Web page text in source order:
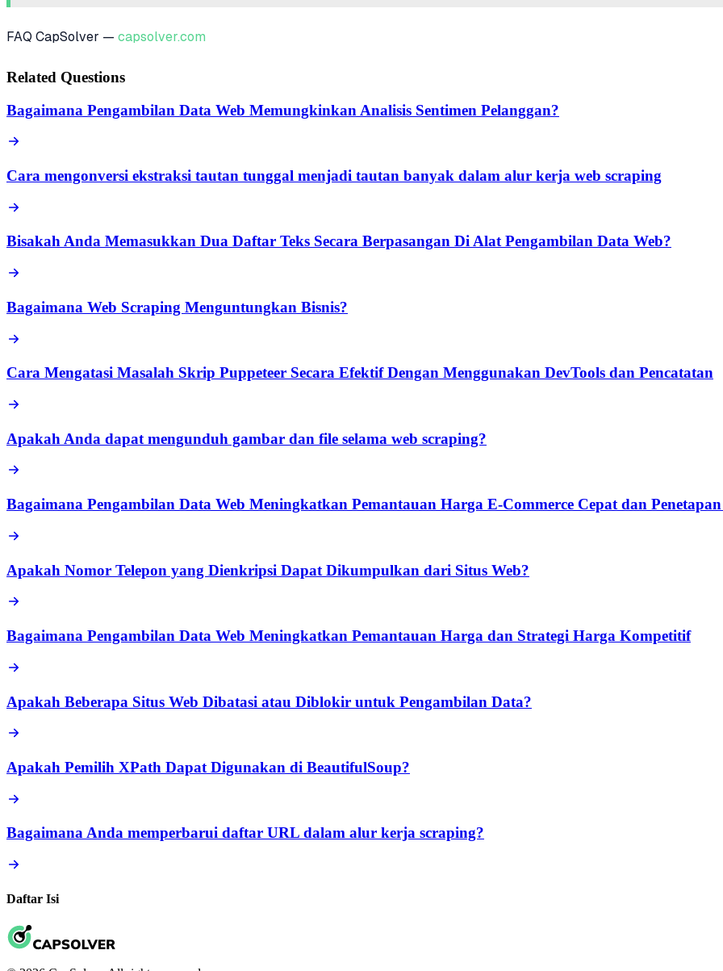
FAQ CapSolver — capsolver.com
Related Questions
Bagaimana Pengambilan Data Web Memungkinkan Analisis Sentimen Pelanggan?
Cara mengonversi ekstraksi tautan tunggal menjadi tautan banyak dalam alur kerja web scraping
Bisakah Anda Memasukkan Dua Daftar Teks Secara Berpasangan Di Alat Pengambilan Data Web?
Bagaimana Web Scraping Menguntungkan Bisnis?
Cara Mengatasi Masalah Skrip Puppeteer Secara Efektif Dengan Menggunakan DevTools dan Pencatatan
Apakah Anda dapat mengunduh gambar dan file selama web scraping?
Bagaimana Pengambilan Data Web Meningkatkan Pemantauan Harga E-Commerce Cepat dan
Apakah Nomor Telepon yang Dienkripsi Dapat Dikumpulkan dari Situs Web?
Bagaimana Pengambilan Data Web Meningkatkan Pemantauan Harga dan Strategi Harga Kompetitif
Apakah Beberapa Situs Web Dibatasi atau Diblokir untuk Pengambilan Data?
Apakah Pemilih XPath Dapat Digunakan di BeautifulSoup?
Bagaimana Anda memperbarui daftar URL dalam alur kerja scraping?
Daftar Isi